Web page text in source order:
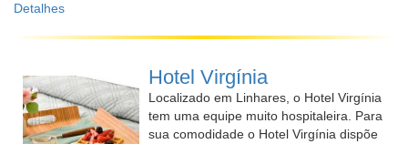
Detalhes
Hotel Virgínia
Localizado em Linhares, o Hotel Virgínia
tem uma equipe muito hospitaleira. Para
sua comodidade o Hotel Virgínia dispõe